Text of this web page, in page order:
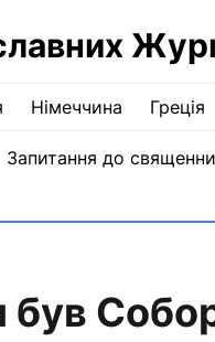
Німеччина Греція
Запитання до
був